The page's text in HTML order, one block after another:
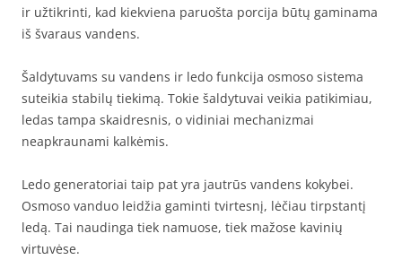
ir užtikrinti, kad kiekviena paruošta porcija būtų gaminama
iš švaraus vandens.
Šaldytuvams su vandens ir ledo funkcija osmoso sistema
suteikia stabilų tiekimą. Tokie šaldytuvai veikia patikimiau,
ledas tampa skaidresnis, o vidiniai mechanizmai
neapkraunami kalkėmis.
Ledo generatoriai taip pat yra jautrūs vandens kokybei.
Osmoso vanduo leidžia gaminti tvirtesnį, lėčiau tirpstantį
ledą. Tai naudinga tiek namuose, tiek mažose kavinių
virtuvėse.